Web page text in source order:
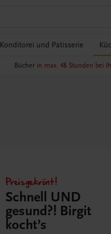
Konditorei und Patisserie
Bücher in max. 48 Stunden bei
Preisgekrönt!
Schnell UND
gesund?! Birgit
kocht’s